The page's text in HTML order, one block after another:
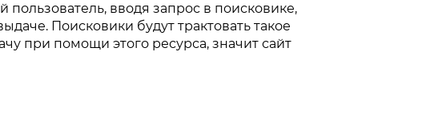
вводя запрос в поисковике,
Поисковики будут трактовать такое
при помощи этого ресурса, значит сайт